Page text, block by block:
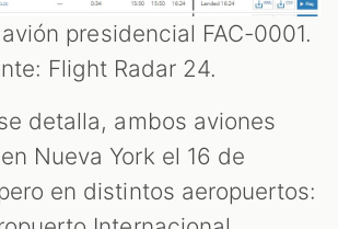
presidencial FAC-0001.
Flight Radar 24.
detalla, ambos aviones
Nueva York el 16 de
en distintos aeropuertos: